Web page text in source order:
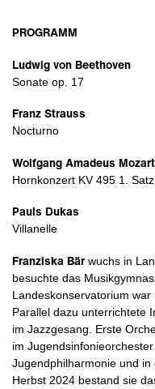
PROGRAMM
Ludwig von Beethoven
Sonate op. 17
Franz Strauss
Nocturno
Wolfgang Amadeus Mozart
Hornkonzert KV 495 1. Satz
Pauls Dukas
Villanelle
Franziska Bär wuchs in
besuchte das
Landeskonservatorium
Parallel dazu unterrichtete
im Jazzgesang. Erste
im
Jugendphilharmonie und
Herbst 2024 bestand sie